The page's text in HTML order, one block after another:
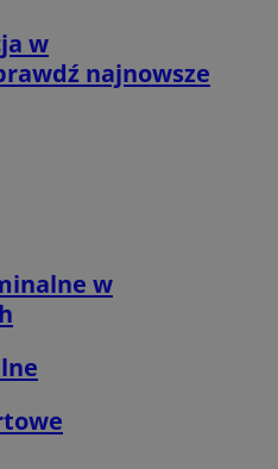
w
najnowsze
w